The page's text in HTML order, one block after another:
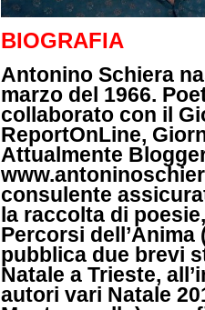
BIOGRAFIA
Antonino Schiera
marzo del 1966.
collaborato con il
ReportOnLine,
Attualmente
consulente
la raccolta di
Percorsi dell’Anima
pubblica due brevi
Natale a Trieste,
autori vari Natale